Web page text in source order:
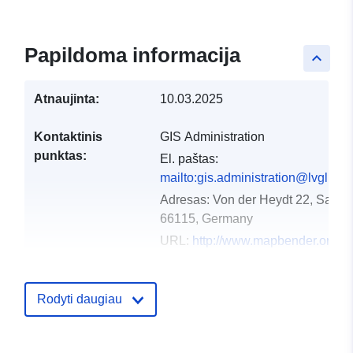
keyboard_arrow_up
Papildoma informacija
Atnaujinta: 10.03.2025
Kontaktinis
punktas:
GIS Administration
El. paštas:
Adresas: Von der Heydt 22,
66115, Germany
URL: http://www.mapbender.org
Katalogo įrašas:
Rodyti daugiau